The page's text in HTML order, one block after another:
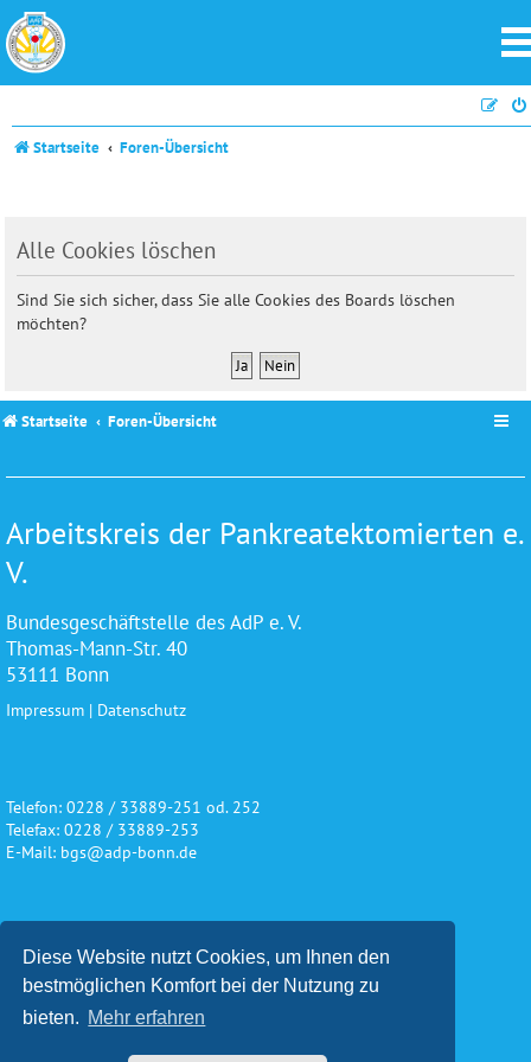
Diese Website nutzt Cookies, um Ihnen den
bestmöglichen Komfort bei der Nutzung zu
bieten. Mehr erfahren
Startseite Foren-Übersicht
Alle Cookies löschen
Sind Sie sich sicher, dass Sie alle Cookies des Boards löschen
möchten?
Startseite Foren-Übersicht
Arbeitskreis der Pankreatektomierten e.
V.
Bundesgeschäftstelle des AdP e. V.
Thomas-Mann-Str. 40
53111 Bonn
Impressum | Datenschutz
Telefon: 0228 / 33889-251 od. 252
Telefax: 0228 / 33889-253
E-Mail: bgs@adp-bonn.de
Wir danken für die freundliche
Unterstützung und Förderung